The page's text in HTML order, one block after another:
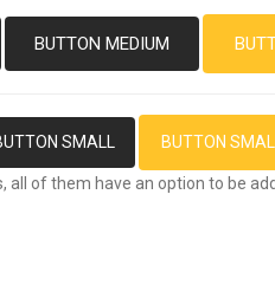
BUTTON MEDIUM
SMALL BUTTON
all of them have an option to be